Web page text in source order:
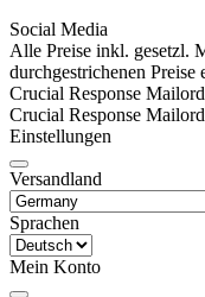
Social Media
Alle Preise inkl. gesetzl.
durchgestrichenen Preise
Crucial Response
Crucial Response
Einstellungen
Versandland
Sprachen
Mein Konto